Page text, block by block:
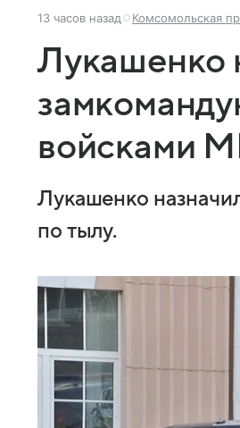
13 часов назад Комсомольская
Лукашенко
войсками
Лукашенко
по тылу.